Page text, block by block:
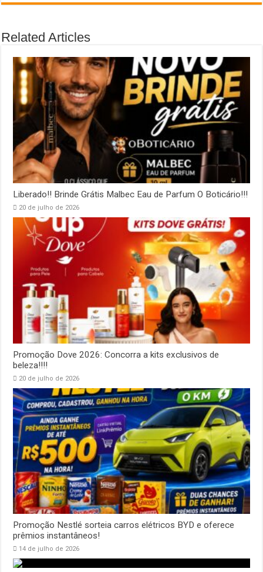
Related Articles
Liberado!! Brinde Grátis Malbec Eau de Parfum O Boticário!!!
20 de julho de 2026
Promoção Dove 2026: Concorra a kits exclusivos de
beleza!!!!
20 de julho de 2026
Promoção Nestlé sorteia carros elétricos BYD e oferece
prêmios instantâneos!
14 de julho de 2026